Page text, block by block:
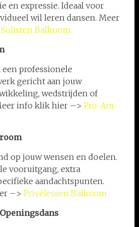
en expressie. Ideaal voor
wil leren dansen. Meer
Solisten Ballroom
professionele
gericht aan jouw
wedstrijden of
info klik hier –> Pro-Am
op jouw wensen en doelen.
vooruitgang, extra
aandachtspunten.
–> Privélessen Ballroom